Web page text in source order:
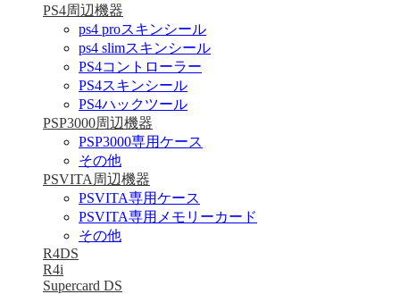
PS4周辺機器
ps4 proスキンシール
ps4 slimスキンシール
PS4コントローラー
PS4スキンシール
PS4ハックツール
PSP3000周辺機器
PSP3000専用ケース
その他
PSVITA周辺機器
PSVITA専用ケース
PSVITA専用メモリーカード
その他
R4DS
R4i
Supercard DS